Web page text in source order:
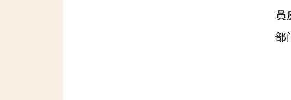
员
部